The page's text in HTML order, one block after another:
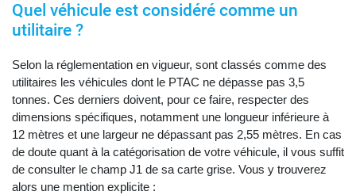
Quel véhicule est considéré comme un
utilitaire ?
Selon la réglementation en vigueur, sont classés comme des
utilitaires les véhicules dont le PTAC ne dépasse pas 3,5
tonnes. Ces derniers doivent, pour ce faire, respecter des
dimensions spécifiques, notamment une longueur inférieure à
12 mètres et une largeur ne dépassant pas 2,55 mètres. En cas
de doute quant à la catégorisation de votre véhicule, il vous suffit
de consulter le champ J1 de sa carte grise. Vous y trouverez
alors une mention explicite :